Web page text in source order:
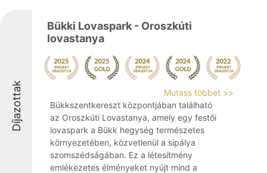
Díjazottak
Bükki Lovaspark - Oroszkúti
lovastanya
Mutass többet >>
Bükkszentkereszt központjában található
az Oroszkúti Lovastanya, amely egy festői
lovaspark a Bükk hegység természetes
környezetében, közvetlenül a sípálya
szomszédságában. Ez a létesítmény
emlékezetes élményeket nyújt mind a